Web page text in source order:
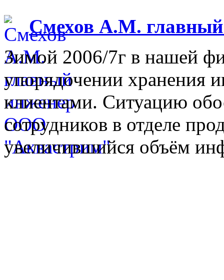
Смехов А.М.
Зимой 2006/7г в нашей
упорядочении хранения
клиентами. Ситуацию
сотрудников в отделе
увеличившийся объём